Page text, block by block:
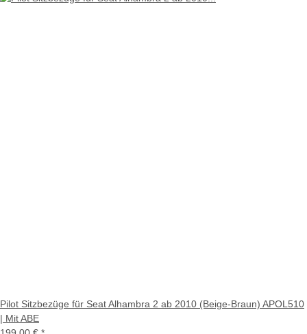
Pilot Sitzbezüge für Seat Alhambra 2 ab 2010 (Beige-Braun) APOL510
| Mit ABE